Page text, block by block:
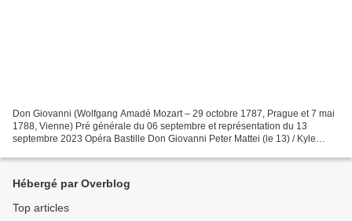
Don Giovanni (Wolfgang Amadé Mozart – 29 octobre 1787, Prague et 7 mai
1788, Vienne) Pré générale du 06 septembre et représentation du 13
septembre 2023 Opéra Bastille Don Giovanni Peter Mattei (le 13) / Kyle
Hébergé par Overblog
Top articles